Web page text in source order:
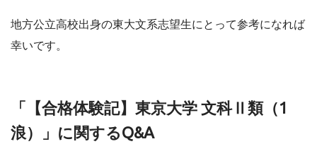
地方公立高校出身の東大文系志望生にとって参考になれば
幸いです。
「【合格体験記】東京大学 文科Ⅱ類（1
浪）」に関するQ&A